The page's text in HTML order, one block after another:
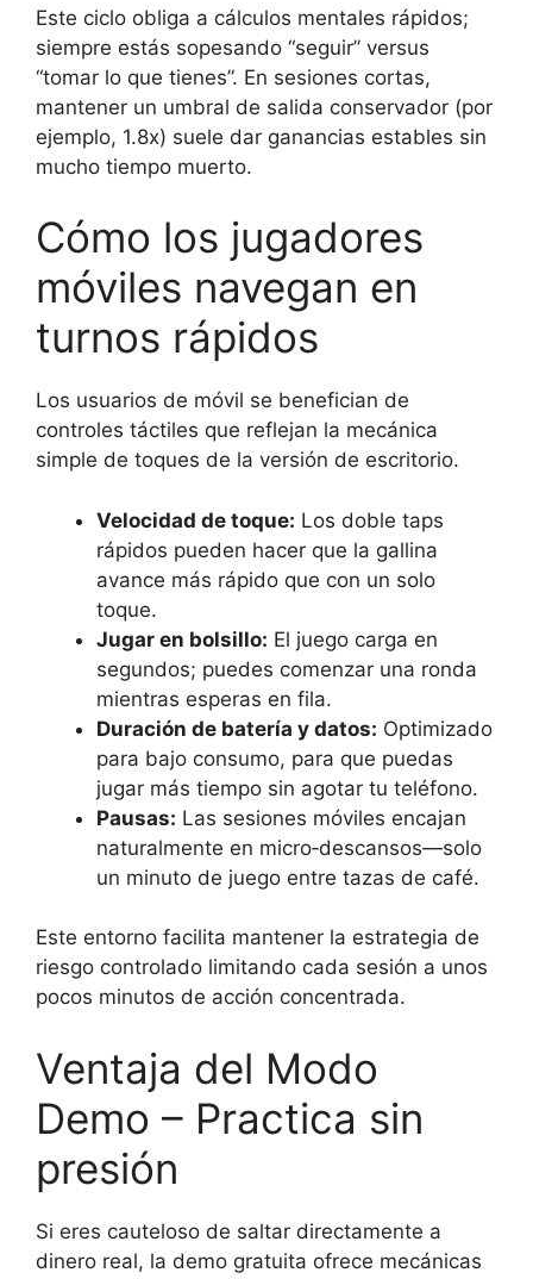
Este ciclo obliga a cálculos mentales rápidos;
siempre estás sopesando “seguir” versus
“tomar lo que tienes”. En sesiones cortas,
mantener un umbral de salida conservador (por
ejemplo, 1.8x) suele dar ganancias estables sin
mucho tiempo muerto.
Cómo los jugadores
móviles navegan en
turnos rápidos
Los usuarios de móvil se benefician de
controles táctiles que reflejan la mecánica
simple de toques de la versión de escritorio.
Velocidad de toque: Los doble taps
rápidos pueden hacer que la gallina
avance más rápido que con un solo
toque.
Jugar en bolsillo: El juego carga en
segundos; puedes comenzar una ronda
mientras esperas en fila.
Duración de batería y datos: Optimizado
para bajo consumo, para que puedas
jugar más tiempo sin agotar tu teléfono.
Pausas: Las sesiones móviles encajan
naturalmente en micro‑descansos—solo
un minuto de juego entre tazas de café.
Este entorno facilita mantener la estrategia de
riesgo controlado limitando cada sesión a unos
pocos minutos de acción concentrada.
Ventaja del Modo
Demo – Practica sin
presión
Si eres cauteloso de saltar directamente a
dinero real, la demo gratuita ofrece mecánicas